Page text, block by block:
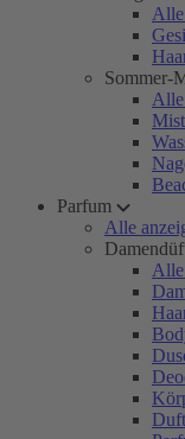
Alle
Sommer-
Alle
Parfum
Alle
Alle